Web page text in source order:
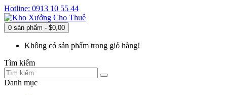
Hotline: 0913 10 55 44
0 sản phẩm - $0,00
Không có sản phẩm trong giỏ hàng!
Tìm kiếm
Danh mục